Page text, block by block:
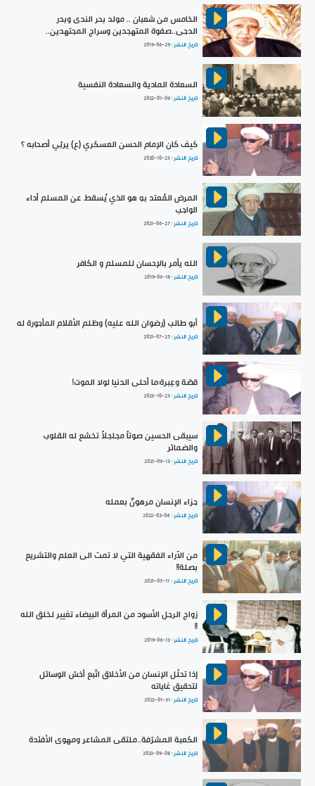
الخامس من شعبان .. مولد بحر الندى وبدر
الدجى..صفوة المتهجدين وسراج المجتهدين..
تاريخ النشر :2019-06-29
السعادة المادية والسعادة النفسية
تاريخ النشر :2022-01-06
كيف كان الإمام الحسن العسكري (ع) يربّي أصحابه ؟
تاريخ النشر :2020-10-23
المرض المُعتد بهِ هو الذي يُسقط عن المسلم أداء
الواجب
تاريخ النشر :2021-06-27
الله يأمر بالإحسان للمسلم و الكافر
تاريخ النشر :2019-06-18
أبو طالب (رضوان الله عليه) وظلم الأقلام المأجورة له
تاريخ النشر :2021-07-25
قصّة وعِبرة:ما أحلى الدنيا لولا الموت!
تاريخ النشر :2023-10-23
سيبقى الحسين صوتاً مجلجلاً تخشع له القلوب
والضمائر
تاريخ النشر :2021-09-13
جزاء الإنسان مرهونٌ بعمله
تاريخ النشر : 2022-02-04
من الآراء الفقهية التي لا تمت الى العلم والتشريع
بصلة!!
تاريخ النشر : 2021-05-11
زواج الرجل الأسود من المرأة البيضاء تغيير لخلق الله
!!
تاريخ النشر :2019-06-13
إذا تحلّل الإنسان من الأخلاق اتّبع أخسّ الوسائل
لتحقيق غاياته
تاريخ النشر :2022-01-31
الكعبة المشرّفة..ملتقى المشاعر ومهوى الأفئدة
تاريخ النشر :2023-09-08